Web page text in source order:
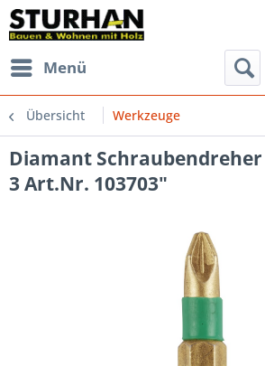
Menü
Übersicht Werkzeuge
Diamant
3 Art.Nr. 103703"